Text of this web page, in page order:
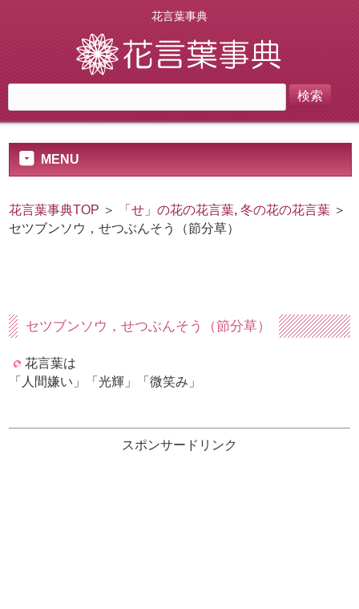
花言葉事典
MENU
花言葉事典TOP ＞ 「せ」の花の花言葉,冬の花の花言葉 ＞
セツブンソウ，せつぶんそう（節分草）
セツブンソウ，せつぶんそう（節分草）
花言葉は
「人間嫌い」「光輝」「微笑み」
スポンサードリンク